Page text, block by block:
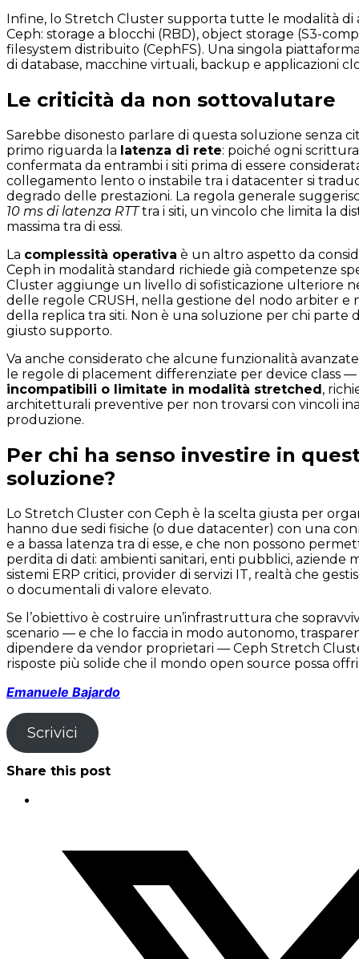
Infine, lo Stretch Cluster supporta tutte le modalità di
Ceph: storage a blocchi (RBD), object storage (S3-
filesystem distribuito (CephFS). Una singola
di database, macchine virtuali, backup e applicazioni
Le criticità da non sottovalutare
Sarebbe disonesto parlare di questa soluzione senza
primo riguarda la latenza di rete: poiché ogni
confermata da entrambi i siti prima di essere
collegamento lento o instabile tra i datacenter si
degrado delle prestazioni. La regola generale
10 ms di latenza RTTtra i siti, un vincolo che limita la
massima tra di essi.
La complessità operativa è un altro aspetto da
Ceph in modalità standard richiede già competenze
Cluster aggiunge un livello di sofisticazione ulteriore
delle regole CRUSH, nella gestione del nodo arbiter e
della replica tra siti. Non è una soluzione per chi parte
giusto supporto.
Va anche considerato che alcune funzionalità
le regole di placement differenziate per device class
incompatibili o limitate in modalità stretched,
architetturali preventive per non trovarsi con vincoli
produzione.
Per chi ha senso investire in
soluzione?
Lo Stretch Cluster con Ceph è la scelta giusta per
hanno due sedi fisiche (o due datacenter) con una
e a bassa latenza tra di esse, e che non possono
perdita di dati: ambienti sanitari, enti pubblici, aziende
sistemi ERP critici, provider di servizi IT, realtà che
o documentali di valore elevato.
Se l’obiettivo è costruire un’infrastruttura che
scenario — e che lo faccia in modo autonomo,
dipendere da vendor proprietari — Ceph Stretch
risposte più solide che il mondo open source possa
Emanuele Bajardo
Scrivici
Share this post